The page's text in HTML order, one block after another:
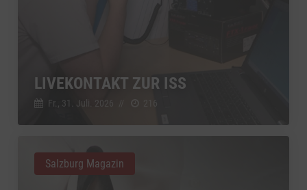
LIVEKONTAKT ZUR ISS
Fr., 31. Juli. 2026
Salzburg Magazin